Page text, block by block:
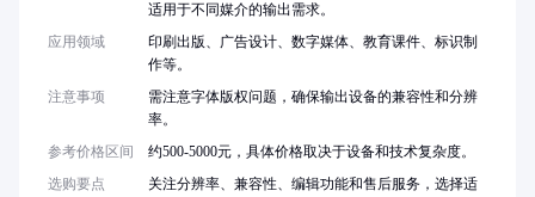
适用于不同媒介的输出需求。
应用领域
印刷出版、广告设计、数字媒体、教育课件、标识制
作等。
注意事项
需注意字体版权问题，确保输出设备的兼容性和分辨
率。
参考价格区间
约500-5000元，具体价格取决于设备和技术复杂度。
选购要点
关注分辨率、兼容性、编辑功能和售后服务，选择适